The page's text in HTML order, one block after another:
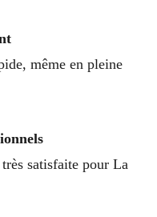
même en pleine
satisfaite pour La